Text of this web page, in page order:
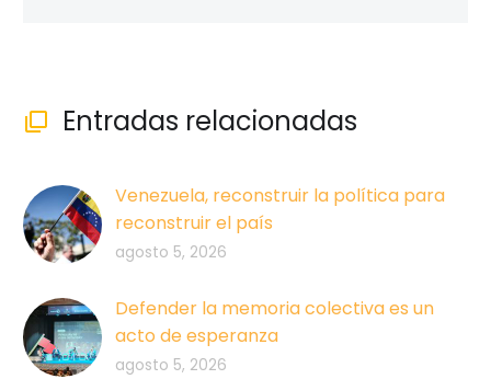
 Entradas relacionadas
Venezuela, reconstruir la política para
reconstruir el país
agosto 5, 2026
Defender la memoria colectiva es un
acto de esperanza
agosto 5, 2026